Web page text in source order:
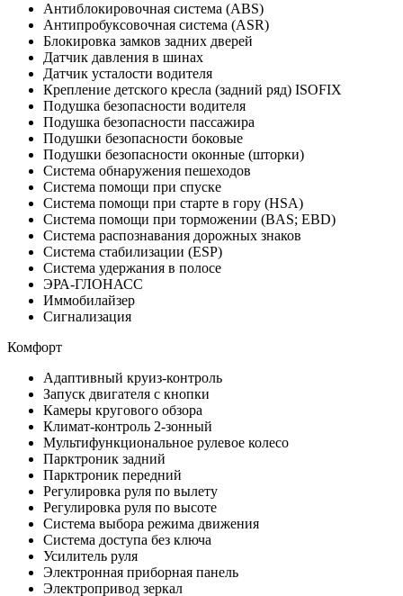
Антиблокировочная система (ABS)
Антипробуксовочная система (ASR)
Блокировка замков задних дверей
Датчик давления в шинах
Датчик усталости водителя
Крепление детского кресла (задний ряд) ISOFIX
Подушка безопасности водителя
Подушка безопасности пассажира
Подушки безопасности боковые
Подушки безопасности оконные (шторки)
Система обнаружения пешеходов
Система помощи при спуске
Система помощи при старте в гору (HSA)
Система помощи при торможении (BAS; EBD)
Система распознавания дорожных знаков
Система стабилизации (ESP)
Система удержания в полосе
ЭРА-ГЛОНАСС
Иммобилайзер
Сигнализация
Комфорт
Адаптивный круиз-контроль
Запуск двигателя с кнопки
Камеры кругового обзора
Климат-контроль 2-зонный
Мультифункциональное рулевое колесо
Парктроник задний
Парктроник передний
Регулировка руля по вылету
Регулировка руля по высоте
Система выбора режима движения
Система доступа без ключа
Усилитель руля
Электронная приборная панель
Электропривод зеркал